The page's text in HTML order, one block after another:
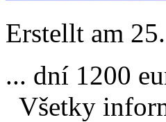
Erstellt am
... dní 1200
Všetky